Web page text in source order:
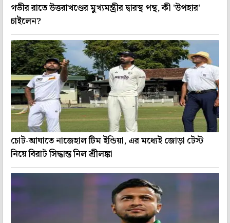
গভীর রাতে উত্তরাখণ্ডের মুখ্যমন্ত্রীর দ্বারস্থ পন্থ, কী 'উপহার'
চাইলেন?
চোট-আঘাতে নাজেহাল টিম ইন্ডিয়া, এর মধ্যেই জোড়া টেস্ট
নিয়ে বিরাট সিদ্ধান্ত নিল শ্রীলঙ্কা